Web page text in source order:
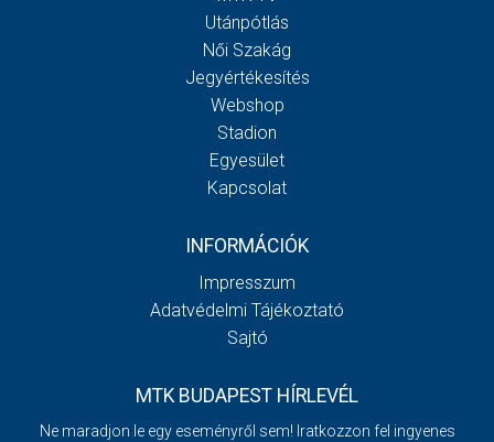
Utánpótlás
Női Szakág
Jegyértékesítés
Webshop
Stadion
Egyesület
Kapcsolat
INFORMÁCIÓK
Impresszum
Adatvédelmi Tájékoztató
Sajtó
MTK BUDAPEST HÍRLEVÉL
Ne maradjon le egy eseményről sem! Iratkozzon fel ingyenes